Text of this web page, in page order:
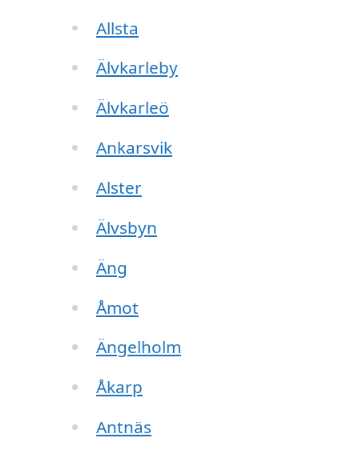
Allsta
Älvkarleby
Älvkarleö
Ankarsvik
Alster
Älvsbyn
Äng
Åmot
Ängelholm
Åkarp
Antnäs